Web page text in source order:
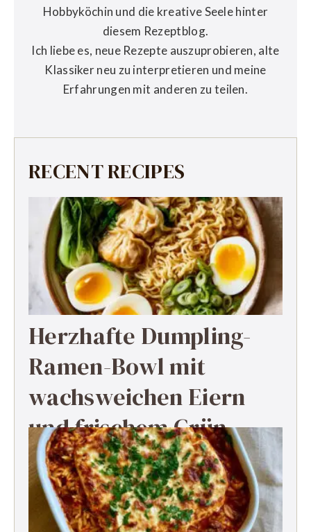
Hobbyköchin und die kreative Seele hinter
diesem Rezeptblog.
Ich liebe es, neue Rezepte auszuprobieren, alte
Klassiker neu zu interpretieren und meine
Erfahrungen mit anderen zu teilen.
RECENT RECIPES
Herzhafte Dumpling-
Ramen-Bowl mit
wachsweichen Eiern
und frischem Grün